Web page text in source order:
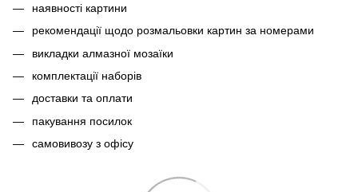
наявності картини
рекомендації щодо розмальовки картин за номерами
викладки алмазної мозаїки
комплектації наборів
доставки та оплати
пакування посилок
самовивозу з офісу